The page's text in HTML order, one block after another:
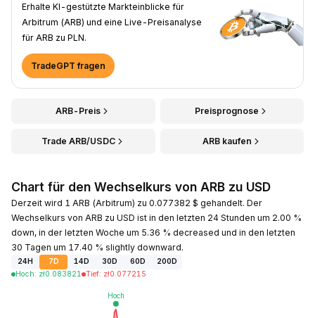
Erhalte KI-gestützte Markteinblicke für
Arbitrum (ARB) und eine Live-Preisanalyse
für ARB zu PLN.
TradeGPT fragen
ARB-Preis Preisprognose
Trade ARB/USDC ARB kaufen
Chart für den Wechselkurs von ARB zu USD
Derzeit wird 1 ARB (Arbitrum) zu 0.077382 $ gehandelt. Der
Wechselkurs von ARB zu USD ist in den letzten 24 Stunden um 2.00 %
down, in der letzten Woche um 5.36 % decreased und in den letzten
30 Tagen um 17.40 % slightly downward.
24H 7D 14D 30D 60D
200D
Hoch: zł0.083821 Tief: zł0.077215